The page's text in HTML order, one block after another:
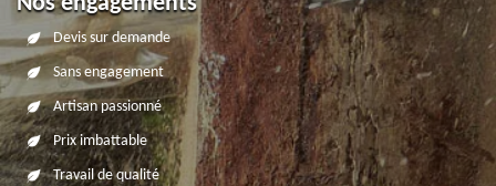
Devis sur demande
Sans engagement
Artisan passionné
Prix imbattable
Travail de qualité